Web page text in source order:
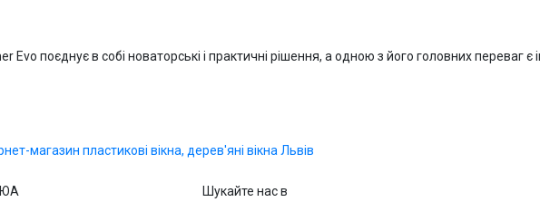
поєднує в собі новаторські і практичні рішення, а одною з його головних
Шукайте нас в